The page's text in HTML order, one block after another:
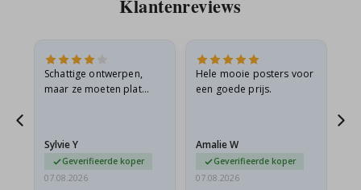
Klantenreviews
Schattige ontwerpen,
maar ze moeten plat
beetje…
Sylvie Y
Geverifieerde koper
07.08.2026
Hele mooie posters voor
een goede prijs.
Amalie W
Geverifieerde koper
07.08.2026